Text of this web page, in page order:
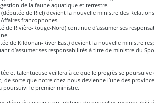
de la faune aquatique et terrestre.
de Riel) devient la nouvelle ministre des
francophones.
de Rivière-Rouge-Nord) continue d’assumer ses
de Kildonan-River East) devient la nouvelle ministre
d’assumer ses responsabilités à titre de ministre du
et talentueuse veillera à ce que le progrès se
de sorte que notre chez-nous devienne l’une des
poursuivi le premier ministre.